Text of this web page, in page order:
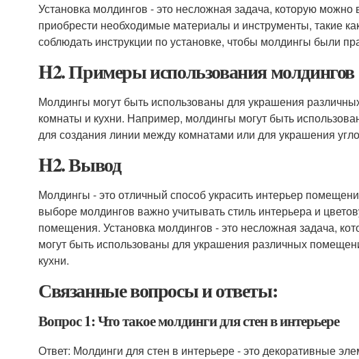
Установка молдингов - это несложная задача, которую
приобрести необходимые материалы и инструменты, такие
соблюдать инструкции по установке, чтобы молдингы были
H2. Примеры использования молдингов
Молдингы могут быть использованы для украшения
комнаты и кухни. Например, молдингы могут быть
для создания линии между комнатами или для украшения
H2. Вывод
Молдингы - это отличный способ украсить интерьер
выборе молдингов важно учитывать стиль интерьера и
помещения. Установка молдингов - это несложная задача,
могут быть использованы для украшения различных
кухни.
Связанные вопросы и ответы:
Вопрос 1: Что такое молдинги для стен в интерьере
Ответ: Молдинги для стен в интерьере - это декоративные